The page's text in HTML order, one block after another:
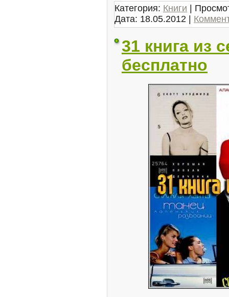
Категория: Книги |
Дата: 18.05.2012 |
31 книга из
бесплатно